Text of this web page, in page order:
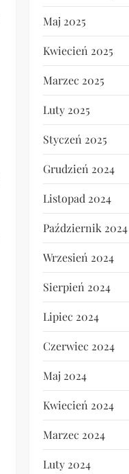
Maj 2025
Kwiecień 2025
Marzec 2025
Luty 2025
Styczeń 2025
Grudzień 2024
Listopad 2024
Październik 2024
Wrzesień 2024
Sierpień 2024
Lipiec 2024
Czerwiec 2024
Maj 2024
Kwiecień 2024
Marzec 2024
Luty 2024